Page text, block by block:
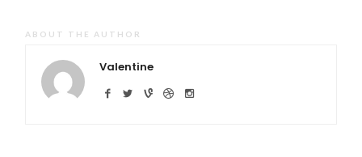
ABOUT THE AUTHOR
Valentine